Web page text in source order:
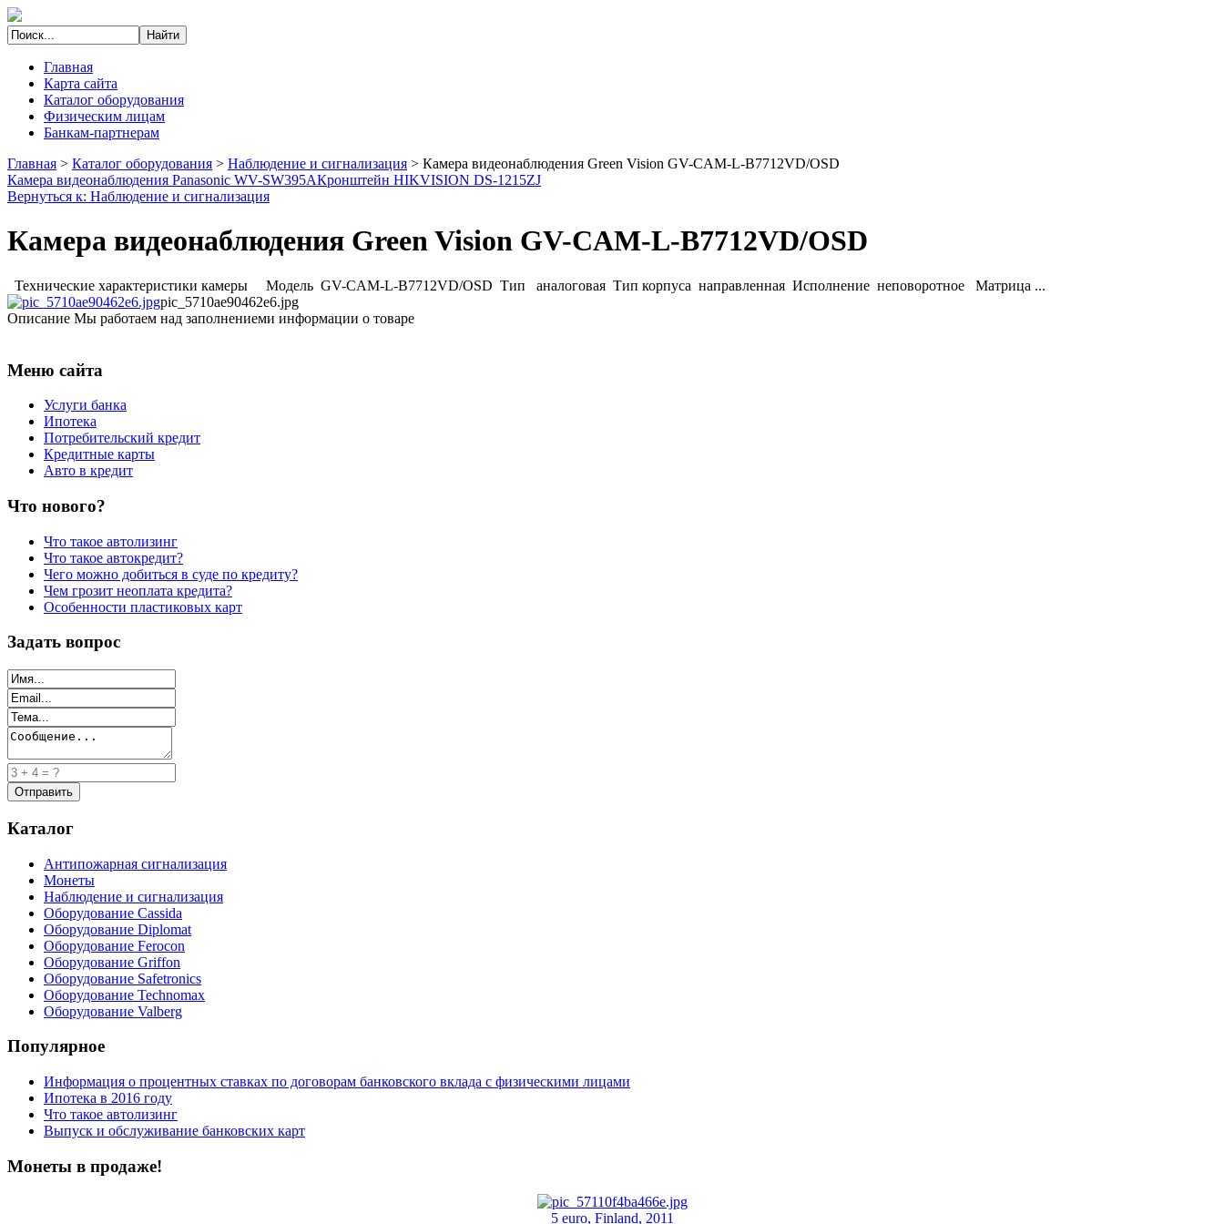
Главная
Карта сайта
Каталог оборудования
Физическим лицам
Банкам-партнерам
Главная > Каталог оборудования > Наблюдение и сигнализация > Камера видеонаблюдения Green Vision GV-CAM-L-B7712VD/OSD
Камера видеонаблюдения Panasonic WV-SW395AКронштейн HIKVISION DS-1215ZJ
Вернуться к: Наблюдение и сигнализация
Камера видеонаблюдения Green Vision GV-CAM-L-B7712VD/OSD
Технические характеристики камеры Модель GV-CAM-L-B7712VD/OSD Тип аналоговая Тип корпуса направленная Исполнение неповоротное Матрица ...
pic_5710ae90462e6.jpg
Описание Мы работаем над заполнениеми информации о товаре
Меню сайта
Услуги банка
Ипотека
Потребительский кредит
Кредитные карты
Авто в кредит
Что нового?
Что такое автолизинг
Что такое автокредит?
Чего можно добиться в суде по кредиту?
Чем грозит неоплата кредита?
Особенности пластиковых карт
Задать вопрос
Каталог
Антипожарная сигнализация
Монеты
Наблюдение и сигнализация
Оборудование Cassida
Оборудование Diplomat
Оборудование Ferocon
Оборудование Griffon
Оборудование Safetronics
Оборудование Technomax
Оборудование Valberg
Популярное
Информация о процентных ставках по договорам банковского вклада с физическими лицами
Ипотека в 2016 году
Что такое автолизинг
Выпуск и обслуживание банковских карт
Монеты в продаже!
5 euro, Finland, 2011